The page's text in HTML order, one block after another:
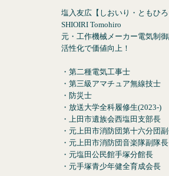
塩入友広【しおいり・ともひろ
SHIOIRI Tomohiro
元・工作機械メーカー電気制
活性化で価値向上！
・第二種電気工事士
・第三級アマチュア無線技士
・防災士
・放送大学全科履修生(2023-)
・上田市遺族会西塩田支部長
・元上田市消防団第十六分団
・元上田市消防団音楽隊副隊長
・元塩田公民館手塚分館長
・元手塚青少年健全育成会長